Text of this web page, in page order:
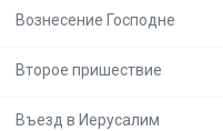
Вознесение Господне
Второе пришествие
Въезд в Иерусалим